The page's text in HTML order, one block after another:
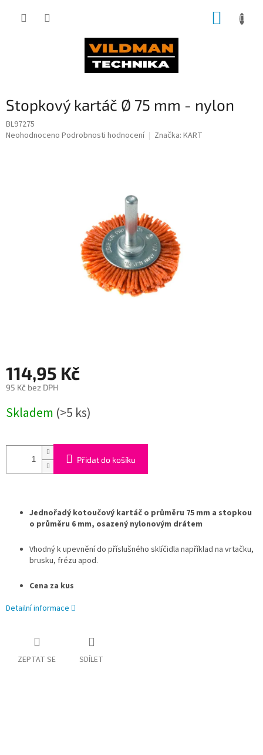
Stopkový kartáč Ø 75 mm - nylon
BL97275
Průměrné
Neohodnoceno Podrobnosti hodnocení Značka: KART
114,95 Kč
95 Kč bez DPH
cena:
Skladem (>5 ks)
Přidat do košíku
Jednořadý kotoučový kartáč o průměru 75 mm a stopkou
o průměru 6 mm, osazený nylonovým drátem
Vhodný k upevnění do příslušného sklíčidla například na vrtačku,
brusku, frézu apod.
Cena za kus
Detailní informace
ZEPTAT SE SDÍLET